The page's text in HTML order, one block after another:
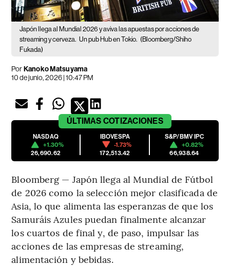
Japón llega al Mundial 2026 y aviva las apuestas por acciones de
streaming y cerveza. Un pub Hub en Tokio. (Bloomberg/Shiho
Fukada)
PorKanoko Matsuyama
10 de junio, 2026 | 10:47 PM
ÚLTIMAS COTIZACIONES
NASDAQ
+1.30%
26,690.62
IBOVESPA
-1.73%
172,513.42
S&P/BMV IPC
+0.82%
66,938.64
Bloomberg — Japón llega al Mundial de Fútbol
de 2026 como la selección mejor clasificada de
Asia, lo que alimenta las esperanzas de que los
Samuráis Azules puedan finalmente alcanzar
los cuartos de final y, de paso, impulsar las
acciones de las empresas de streaming,
alimentación y bebidas.